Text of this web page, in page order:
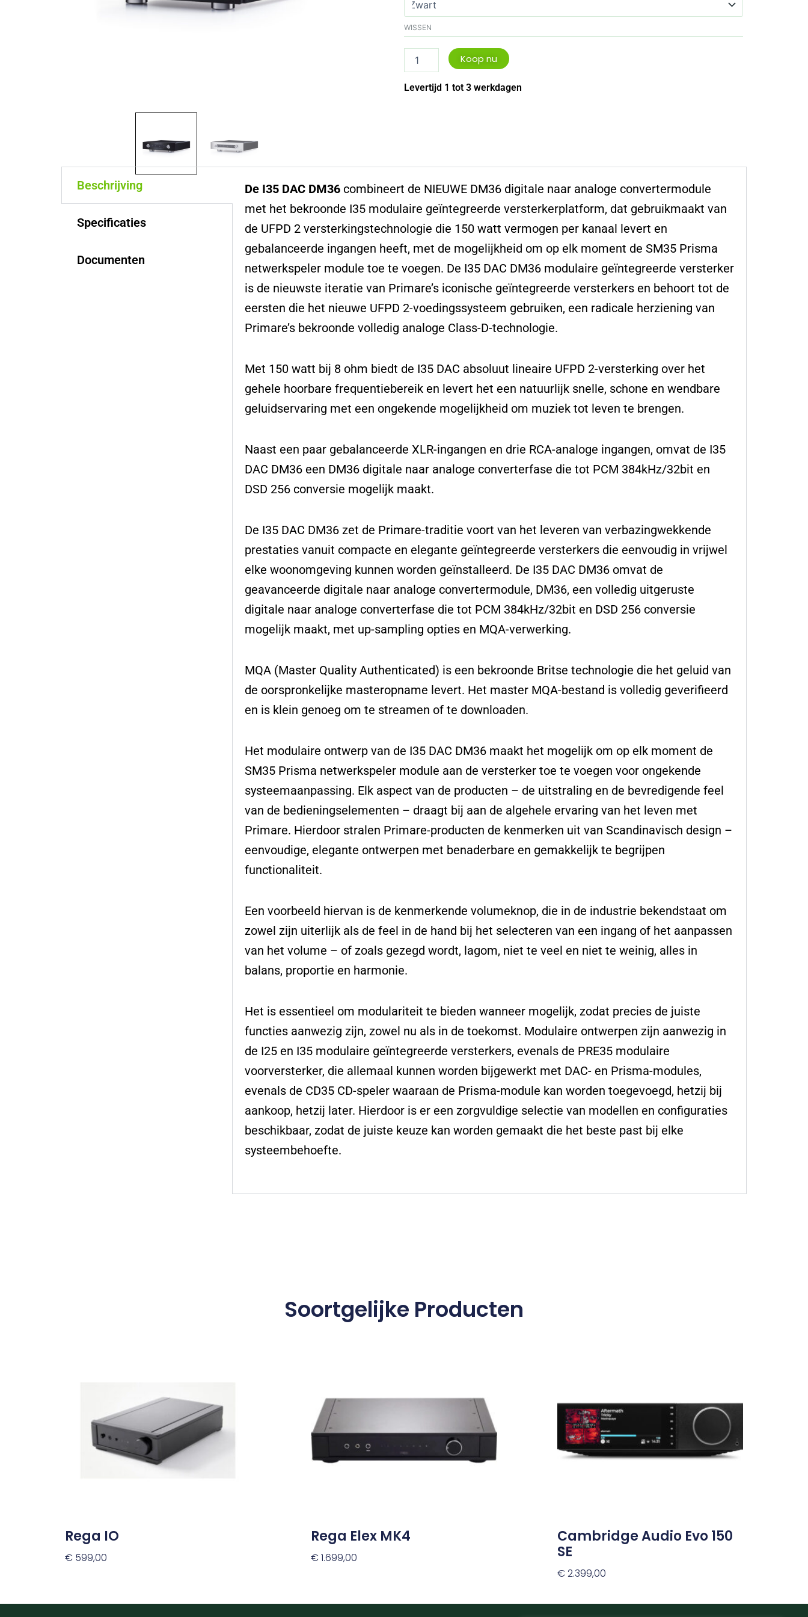
WISSEN
aantal
Koop nu
Levertijd 1 tot 3 werkdagen
Beschrijving
Specificaties
Documenten
De I35 DAC DM36 combineert de NIEUWE DM36 digitale naar analoge convertermodule
met het bekroonde I35 modulaire geïntegreerde versterkerplatform, dat gebruikmaakt van
de UFPD 2 versterkingstechnologie die 150 watt vermogen per kanaal levert en
gebalanceerde ingangen heeft, met de mogelijkheid om op elk moment de SM35 Prisma
netwerkspeler module toe te voegen. De I35 DAC DM36 modulaire geïntegreerde versterker
is de nieuwste iteratie van Primare’s iconische geïntegreerde versterkers en behoort tot de
eersten die het nieuwe UFPD 2-voedingssysteem gebruiken, een radicale herziening van
Primare’s bekroonde volledig analoge Class-D-technologie.
Met 150 watt bij 8 ohm biedt de I35 DAC absoluut lineaire UFPD 2-versterking over het
gehele hoorbare frequentiebereik en levert het een natuurlijk snelle, schone en wendbare
geluidservaring met een ongekende mogelijkheid om muziek tot leven te brengen.
Naast een paar gebalanceerde XLR-ingangen en drie RCA-analoge ingangen, omvat de I35
DAC DM36 een DM36 digitale naar analoge converterfase die tot PCM 384kHz/32bit en
DSD 256 conversie mogelijk maakt.
De I35 DAC DM36 zet de Primare-traditie voort van het leveren van verbazingwekkende
prestaties vanuit compacte en elegante geïntegreerde versterkers die eenvoudig in vrijwel
elke woonomgeving kunnen worden geïnstalleerd. De I35 DAC DM36 omvat de
geavanceerde digitale naar analoge convertermodule, DM36, een volledig uitgeruste
digitale naar analoge converterfase die tot PCM 384kHz/32bit en DSD 256 conversie
mogelijk maakt, met up-sampling opties en MQA-verwerking.
MQA (Master Quality Authenticated) is een bekroonde Britse technologie die het geluid van
de oorspronkelijke masteropname levert. Het master MQA-bestand is volledig geverifieerd
en is klein genoeg om te streamen of te downloaden.
Het modulaire ontwerp van de I35 DAC DM36 maakt het mogelijk om op elk moment de
SM35 Prisma netwerkspeler module aan de versterker toe te voegen voor ongekende
systeemaanpassing. Elk aspect van de producten – de uitstraling en de bevredigende feel
van de bedieningselementen – draagt bij aan de algehele ervaring van het leven met
Primare. Hierdoor stralen Primare-producten de kenmerken uit van Scandinavisch design –
eenvoudige, elegante ontwerpen met benaderbare en gemakkelijk te begrijpen
functionaliteit.
Een voorbeeld hiervan is de kenmerkende volumeknop, die in de industrie bekendstaat om
zowel zijn uiterlijk als de feel in de hand bij het selecteren van een ingang of het aanpassen
van het volume – of zoals gezegd wordt, lagom, niet te veel en niet te weinig, alles in
balans, proportie en harmonie.
Het is essentieel om modulariteit te bieden wanneer mogelijk, zodat precies de juiste
functies aanwezig zijn, zowel nu als in de toekomst. Modulaire ontwerpen zijn aanwezig in
de I25 en I35 modulaire geïntegreerde versterkers, evenals de PRE35 modulaire
voorversterker, die allemaal kunnen worden bijgewerkt met DAC- en Prisma-modules,
evenals de CD35 CD-speler waaraan de Prisma-module kan worden toegevoegd, hetzij bij
aankoop, hetzij later. Hierdoor is er een zorgvuldige selectie van modellen en configuraties
beschikbaar, zodat de juiste keuze kan worden gemaakt die het beste past bij elke
systeembehoefte.
Soortgelijke Producten
Rega IO
€599,00
Rega Elex MK4
€1.699,00
Cambridge Audio Evo 150
SE
€2.399,00